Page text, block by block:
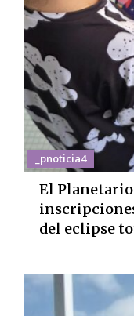
_pnoticia4
El
del eclipse